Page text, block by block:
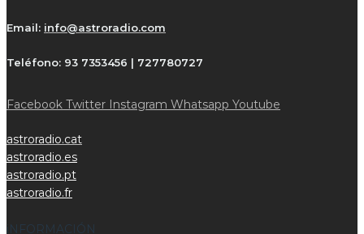
Email: info@astroradio.com
Teléfono: 93 7353456 | 727780727
Facebook Twitter Instagram Whatsapp Youtube
astroradio.cat
astroradio.es
astroradio.pt
astroradio.fr
iNFORMACIÓN